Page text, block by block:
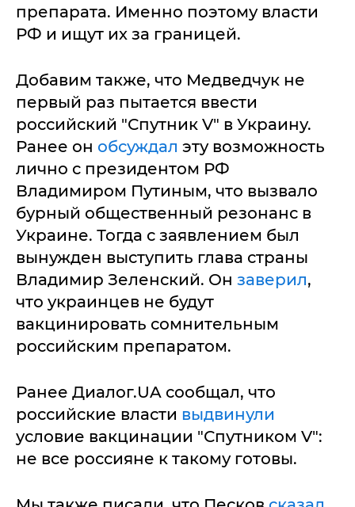
препарата. Именно поэтому власти
РФ и ищут их за границей.
Добавим также, что Медведчук не
первый раз пытается ввести
российский "Спутник V" в Украину.
Ранее он обсуждал эту возможность
лично с президентом РФ
Владимиром Путиным, что вызвало
бурный общественный резонанс в
Украине. Тогда с заявлением был
вынужден выступить глава страны
Владимир Зеленский. Он заверил,
что украинцев не будут
вакцинировать сомнительным
российским препаратом.
Ранее Диалог.UA сообщал, что
российские власти выдвинули
условие вакцинации "Спутником V":
не все россияне к такому готовы.